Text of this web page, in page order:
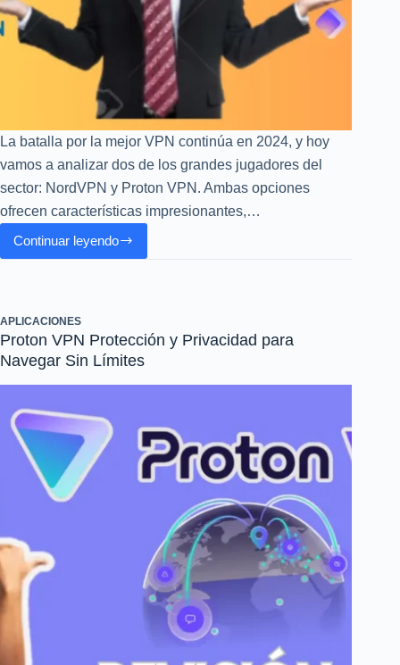
La batalla por la mejor VPN continúa en 2024, y hoy
vamos a analizar dos de los grandes jugadores del
sector: NordVPN y Proton VPN. Ambas opciones
ofrecen características impresionantes,…
Continuar leyendo
NordVPN
VPN
2025:
¿Cuál
Seguridad
Privacidad?
APLICACIONES
Proton VPN Protección y Privacidad para
Navegar Sin Límites